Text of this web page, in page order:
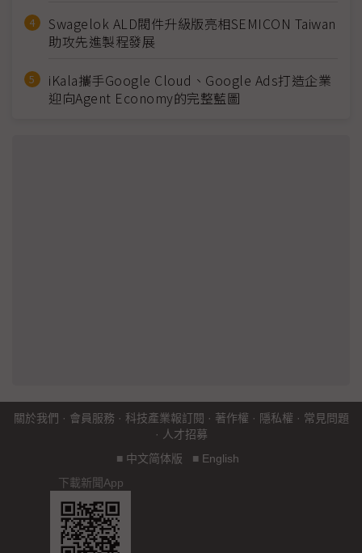
Swagelok ALD閥件升級版亮相SEMICON Taiwan
助攻先進製程發展
iKala攜手Google Cloud、Google Ads打造企業
迎向Agent Economy的完整藍圖
關於我們 · 會員服務 · 科技產業報訂閱 · 著作權 · 隱私權 · 常見問題
· 人才招募
■ 中文简体版 ■ English
下載新聞App